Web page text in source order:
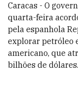
Caracas - O
quarta-feira
pela espanhola
explorar petróleo
americano, que
bilhões de dólares.